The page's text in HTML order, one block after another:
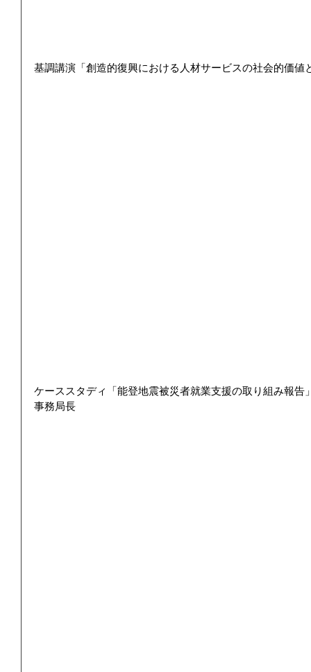
基調講演「創造的復興における人材サービスの社会的価値
ケーススタディ「能登地震被災者就業支援の取り組み報告
事務局長